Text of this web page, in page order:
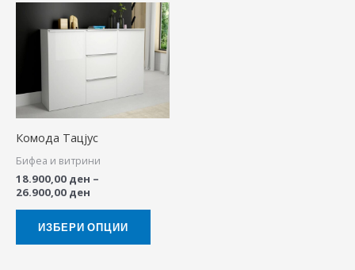
Комода Тацјус
Бифеа и витрини
18.900,00 ден –
26.900,00 ден
Price
range:
18.900,00 ден
26.900,00 ден
ИЗБЕРИ ОПЦИИ
This
product
has
multiple
The
the